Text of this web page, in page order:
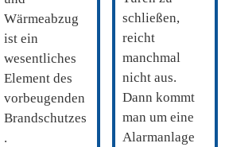
Wärmeabzug
ist ein
wesentliches
Element des
vorbeugenden
Brandschutzes
.
schließen,
reicht
manchmal
nicht aus.
Dann kommt
man um eine
Alarmanlage